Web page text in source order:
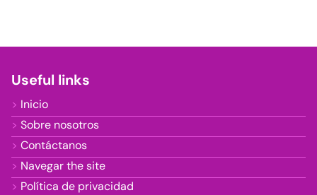
Useful links
Inicio
Sobre nosotros
Contáctanos
Navegar the site
Política de privacidad